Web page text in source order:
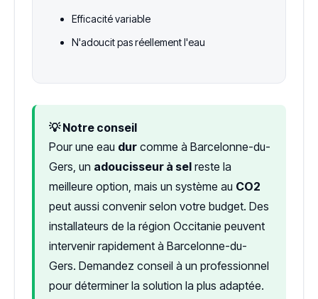
Efficacité variable
N'adoucit pas réellement l'eau
💡 Notre conseil
Pour une eau dur comme à Barcelonne-du-
Gers, un adoucisseur à sel reste la
meilleure option, mais un système au CO2
peut aussi convenir selon votre budget. Des
installateurs de la région Occitanie peuvent
intervenir rapidement à Barcelonne-du-
Gers. Demandez conseil à un professionnel
pour déterminer la solution la plus adaptée.